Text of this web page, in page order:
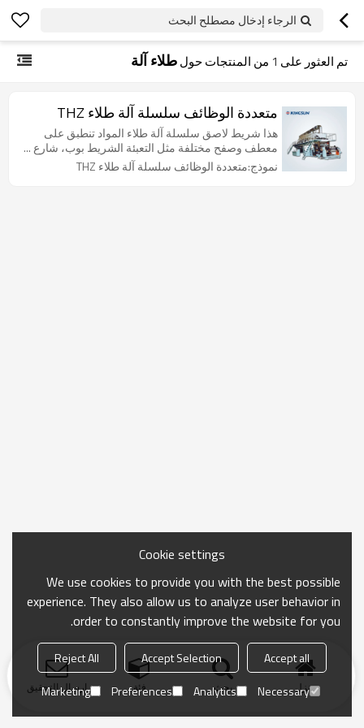
الرجاء إدخال مصطلح البحث
تم العثور على 1 من المنتجات حولطلاء آلة
متعددة الوظائف سلسلة آلة طلاء THZ
هذا شريط لاصق سلسلة آلة طلاء المواد تنطبق على
معطف وصفح مختلفة مثل التعبئة الشريط بوب، شارع ...
نموذج:متعددة الوظائف سلسلة آلة طلاء THZ
منزل بحث فئة ارسال التحقيق
Cookie settings
We use cookies to provide you with the best possible
experience. They also allow us to analyze user behavior in
order to constantly improve the website for you.
Accept all
Accept Selection
Reject All
Necessary
Analytics
Preferences
Marketing